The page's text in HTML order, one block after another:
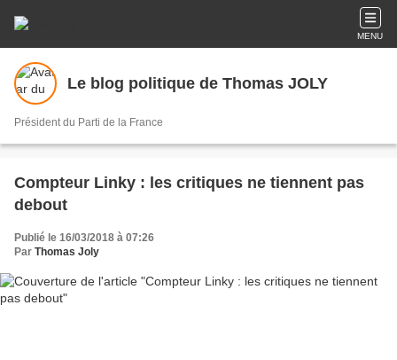
MENU
Le blog politique de Thomas JOLY
Président du Parti de la France
Compteur Linky : les critiques ne tiennent pas
debout
Publié le 16/03/2018 à 07:26
Par Thomas Joly